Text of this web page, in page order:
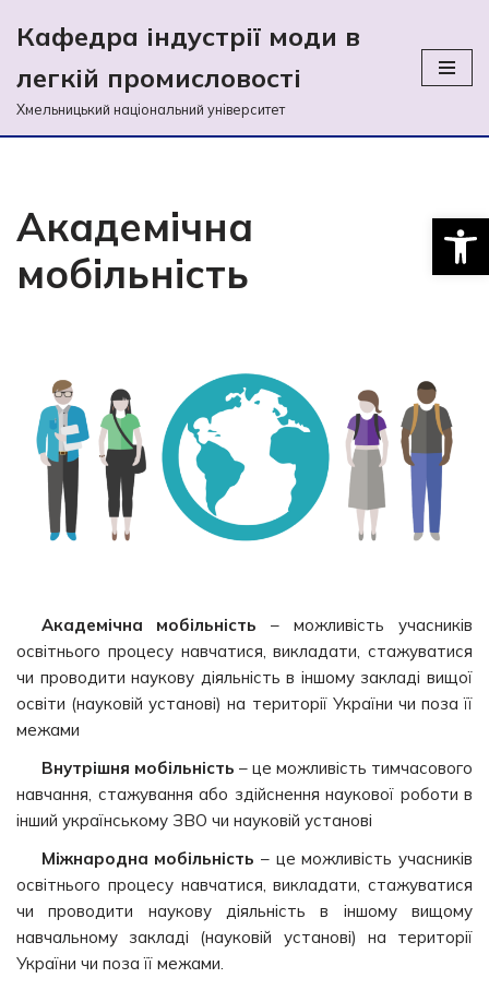
Перейти
до
вмісту
Кафедра індустрії моди в
легкій промиcловості
Хмельницький національний університет
Академічна
мобільність
Академічна мобільність – можливість учасників
освітнього процесу навчатися, викладати, стажуватися
чи проводити наукову діяльність в іншому закладі вищої
освіти (науковій установі) на території України чи поза її
межами
Внутрішня мобільність – це можливість тимчасового
навчання, стажування або здійснення наукової роботи в
інший українському ЗВО чи науковій установі
Міжнародна мобільність – це можливість учасників
освітнього процесу навчатися, викладати, стажуватися
чи проводити наукову діяльність в іншому вищому
навчальному закладі (науковій установі) на території
України чи поза її межами.